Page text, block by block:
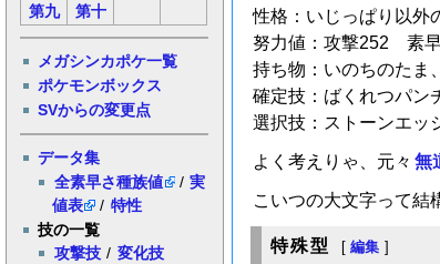
第九
第十
メガシンカポケ一覧
ポケモンボックス
SVからの変更点
データ集
全素早さ種族値
/ 実
値表
/ 特性
技の一覧
攻撃技 / 変化技
性格：いじっぱり以外
努力値：攻撃252 素
持ち物：いのちのたま
確定技：ばくれつパン
選択技：ストーンエッ
よく考えりゃ、元々 無
こいつの大文字って結
特殊型 [ 編集 ]